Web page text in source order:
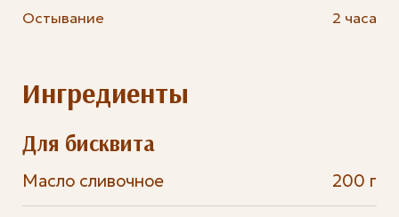
Остывание
2 часа
Ингредиенты
Для бисквита
Масло сливочное 200 г